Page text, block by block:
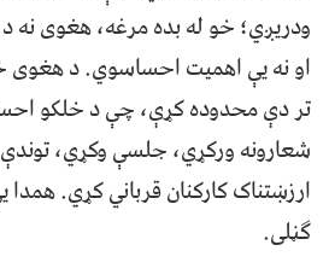
ودریږي؛ خو له بده مرغه، هغوی نه
او نه یې اهمیت احساسوي. د هغوی
تر دې محدوده کړې، چې د خلکو
شعارونه ورکړي، جلسې وکړي،
ارزښتناک کارکنان قرباني کړي.
ګڼلی.